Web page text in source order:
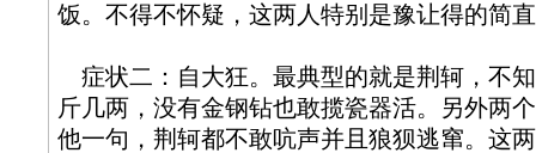
饭。不得不怀疑，这两人特别是豫让得的简
症状二：自大狂。最典型的就是荆轲，不
斤几两，没有金钢钻也敢揽瓷器活。另外两
他一句，荆轲都不敢吭声并且狼狈逃窜。这